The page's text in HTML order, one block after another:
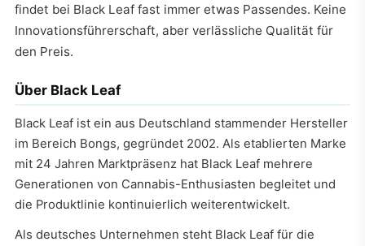
findet bei Black Leaf fast immer etwas Passendes. Keine
Innovationsführerschaft, aber verlässliche Qualität für
den Preis.
Über Black Leaf
Black Leaf ist ein aus Deutschland stammender Hersteller
im Bereich Bongs, gegründet 2002. Als etablierten Marke
mit 24 Jahren Marktpräsenz hat Black Leaf mehrere
Generationen von Cannabis-Enthusiasten begleitet und
die Produktlinie kontinuierlich weiterentwickelt.
Als deutsches Unternehmen steht Black Leaf für die